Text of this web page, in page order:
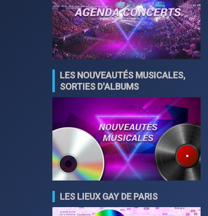
LES NOUVEAUTÉS MUSICALES,
SORTIES D'ALBUMS
LES LIEUX GAY DE PARIS